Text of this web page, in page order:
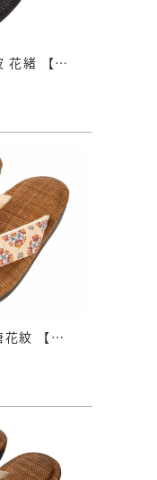
雪駄 ラタンメッシュ 青海波 花緒 【レディース】｜R254
雪駄 パナマメッシュ焦茶 唐花紋 【レディース】｜R464